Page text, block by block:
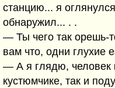
станцию... я
обнаружил... . .
— Ты чего так орешь-
вам что, одни глухие
— А я глядю, человек
кустюмчике, так и